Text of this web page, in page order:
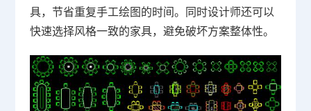
具，节省重复手工绘图的时间。同时设计师还可以
快速选择风格一致的家具，避免破坏方案整体性。